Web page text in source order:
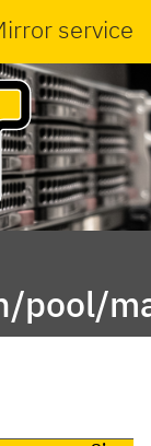
service
pool/